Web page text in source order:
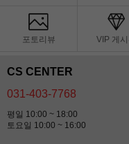
포토리뷰 VIP 게
CS CENTER
031-403-7768
평일 10:00 ~ 18:00
토요일 10:00 ~ 16:00